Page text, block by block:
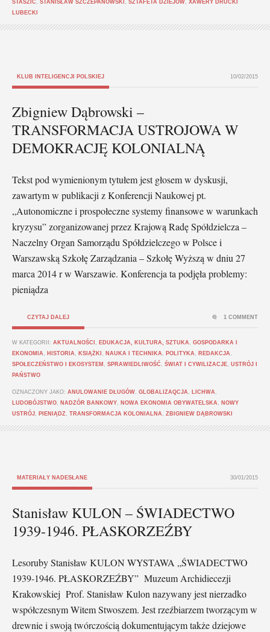
STASZIC STANISŁAW SZCZEPANOWSKI SZTAFETA DZIEJÓW
XAWERY DRUCKI
LUBECKI
KLUB INTELIGENCJI POLSKIEJ 10/02/2015
Zbigniew Dąbrowski –
TRANSFORMACJA USTROJOWA W
DEMOKRACJĘ KOLONIALNĄ
Tekst pod wymienionym tytułem jest głosem w dyskusji,
zawartym w publikacji z Konferencji Naukowej pt.
„Autonomiczne i prospołeczne systemy finansowe w warunkach
kryzysu” zorganizowanej przez Krajową Radę Spółdzielcza –
Naczelny Organ Samorządu Spółdzielczego w Polsce i
Warszawską Szkołę Zarządzania – Szkołę Wyższą w dniu 27
marca 2014 r w Warszawie. Konferencja ta podjęła problemy:
pieniądza
CZYTAJ DALEJ
W KATEGORII: AKTUALNOŚCI EDUKACJA, KULTURA, SZTUKA
GOSPODARKA I
EKONOMIA
HISTORIA KSIĄŻKI NAUKA I TECHNIKA POLITYKA REDAKCJA
SPOŁECZEŃSTWO I EKOSYSTEM
SPRAWIEDLIWOŚĆ ŚWIAT I CYWILIZACJE USTRÓJ I
PAŃSTWO
OZNACZONY JAKO: ANULOWANIE DŁUGÓW GLOBALIZAQCJA LICHWA
LUDOBÓJSTWO
NADZÓR BANKOWY NOWA EKONOMIA OBYWATELSKA
NOWY
USTRÓJ
PIENIĄDZ TRANSFORMACJA KOLONIALNA ZBIGNIEW DĄBROWSKI
1 COMMENT
MATERIAŁY NADESŁANE 30/01/2015
Stanisław KULON – ŚWIADECTWO
1939-1946. PŁASKORZEŹBY
Lesoruby Stanisław KULON WYSTAWA „ŚWIADECTWO
1939-1946. PŁASKORZEŹBY” Muzeum Archidiecezji
Krakowskiej Prof. Stanisław Kulon nazywany jest nierzadko
współczesnym Witem Stwoszem. Jest rzeźbiarzem tworzącym w
drewnie i swoją twórczością dokumentującym także dziejowe